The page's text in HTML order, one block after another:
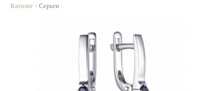
Каталог | Серьги